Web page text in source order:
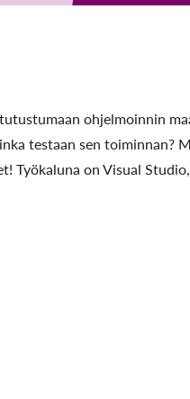
ohjelmoinnin
testaan sen toiminnan?
Työkaluna on Visual